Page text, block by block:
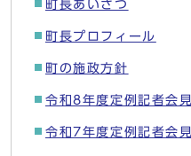
町長あいさつ
町長プロフィール
町の施政方針
令和8年度定例記者会見
令和7年度定例記者会見